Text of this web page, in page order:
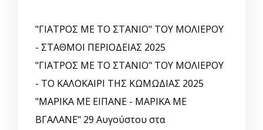
"ΓΙΑΤΡΟΣ ΜΕ ΤΟ ΣΤΑΝΙΟ" ΤΟΥ ΜΟΛΙΕΡΟΥ
- ΣΤΑΘΜΟΙ ΠΕΡΙΟΔΕΙΑΣ 2025
"ΓΙΑΤΡΟΣ ΜΕ ΤΟ ΣΤΑΝΙΟ" ΤΟΥ ΜΟΛΙΕΡΟΥ
- ΤΟ ΚΑΛΟΚΑΙΡΙ ΤΗΣ ΚΩΜΩΔΙΑΣ 2025
"ΜΑΡΙΚΑ ΜΕ ΕΙΠΑΝΕ - ΜΑΡΙΚΑ ΜΕ
ΒΓΑΛΑΝΕ" 29 Αυγούστου στα